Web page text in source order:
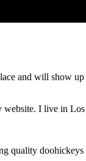
and will show
I live in